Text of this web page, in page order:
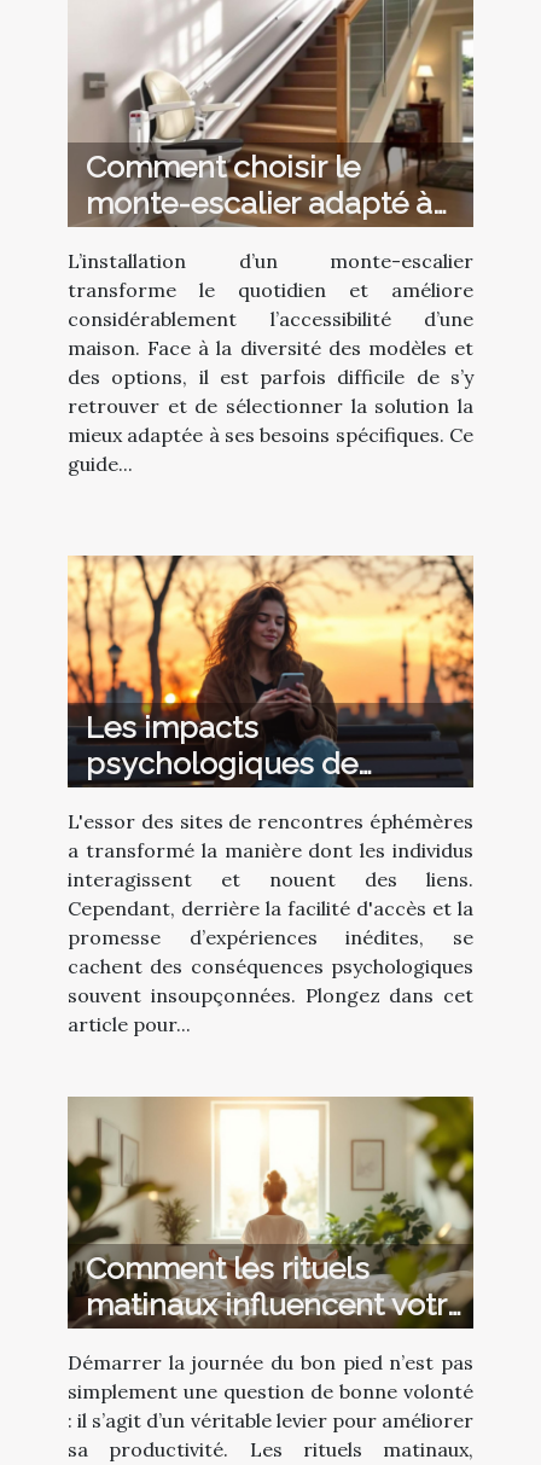
Comment choisir le
monte-escalier adapté à
vos besoins ?
L’installation d’un monte-escalier
transforme le quotidien et améliore
considérablement l’accessibilité d’une
maison. Face à la diversité des modèles et
des options, il est parfois difficile de s’y
retrouver et de sélectionner la solution la
mieux adaptée à ses besoins spécifiques. Ce
guide...
Les impacts
psychologiques de
l'utilisation des sites de
rencontres éphémères
L'essor des sites de rencontres éphémères
a transformé la manière dont les individus
interagissent et nouent des liens.
Cependant, derrière la facilité d'accès et la
promesse d’expériences inédites, se
cachent des conséquences psychologiques
souvent insoupçonnées. Plongez dans cet
article pour...
Comment les rituels
matinaux influencent votre
productivité?
Démarrer la journée du bon pied n’est pas
simplement une question de bonne volonté
: il s’agit d’un véritable levier pour améliorer
sa productivité. Les rituels matinaux,